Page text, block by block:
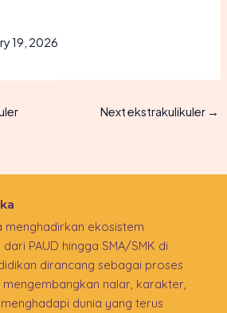
19, 2026
Next ekstrakulikuler →
menghadirkan ekosistem
PAUD hingga SMA/SMK di
dirancang sebagai proses
nalar, karakter,
dunia yang terus